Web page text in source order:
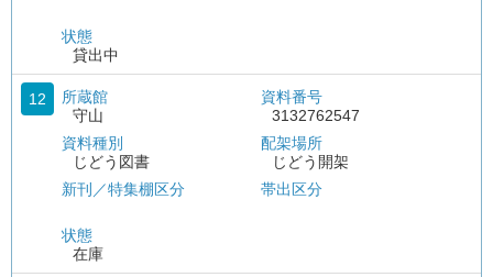
状態
貸出中
12
所蔵館
守山
資料種別
じどう図書
新刊／特集棚区分
状態
在庫
資料番号
3132762547
配架場所
じどう開架
帯出区分